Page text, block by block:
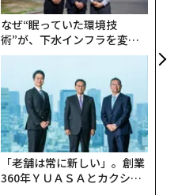
なぜ“眠っていた環境技
術”が、下水インフラを変え
たのか──産総研×月島JFE
アクアソリューションの10年
「老舗は常に新しい」。創業
360年ＹＵＡＳＡとカクシン